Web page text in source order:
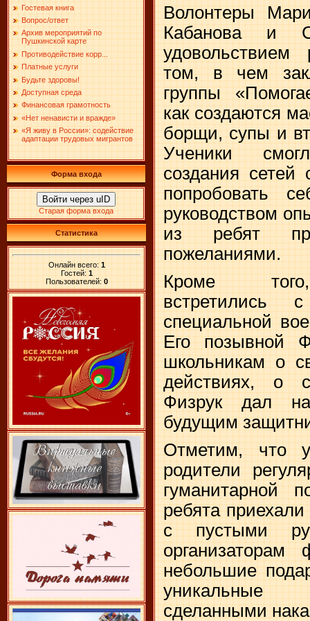
Гостевая книга
Вопрос/ответ
Архив мероприятий по
Пушкинской карте
Противодействие корр...
Платные услуги
Будьте здоровы!
Доступная среда
Финансовая грамотность
«Нет ненависти и вражде»
«Я живу в России»: содействие
адаптации трудовых мигрантов
Форма входа
Войти через uID
Старая форма входа
Статистика
Онлайн всего: 1
Гостей: 1
Пользователей: 0
Волонтеры
Кабанова и
том, в чем
группы
как создаются
борщи, супы и
Ученики
создания
попробовать
руководством
из ребят
пожеланиями.
Кроме того,
встретились
специальной
Его позывной
школьникам о
действиях, о
Физрук дал
будущим
Отметим, что
родители
ребята
с пустыми
небольшие
уникальные
сделанными